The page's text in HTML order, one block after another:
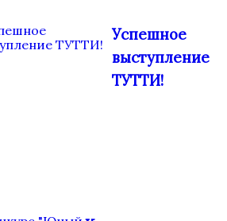
Успешное
выступление
ТУТТИ!